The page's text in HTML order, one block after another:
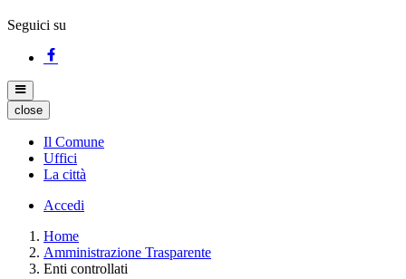
Seguici su
close
Il Comune
Uffici
La città
Accedi
Home
Amministrazione Trasparente
Enti controllati